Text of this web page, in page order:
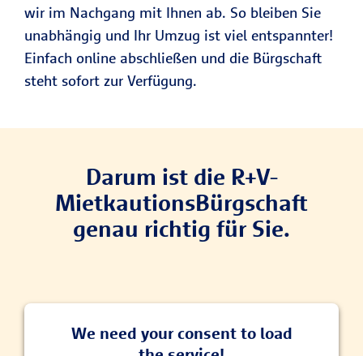
wir im Nachgang mit Ihnen ab. So bleiben Sie
unabhängig und Ihr Umzug ist viel entspannter!
Einfach online abschließen und die Bürgschaft
steht sofort zur Verfügung.
Darum ist die R+V-
MietkautionsBürgschaft
genau richtig für Sie.
We need your consent to load